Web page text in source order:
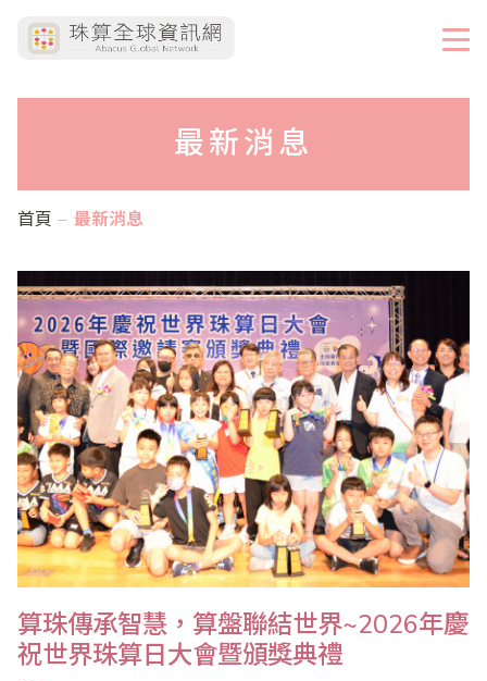
最新消息
首頁 最新消息
算珠傳承智慧，算盤聯結世界~2026年慶
祝世界珠算日大會暨頒獎典禮